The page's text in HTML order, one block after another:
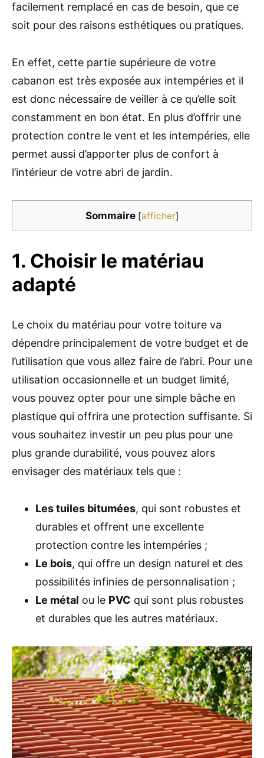
facilement remplacé en cas de besoin, que ce
soit pour des raisons esthétiques ou pratiques.
En effet, cette partie supérieure de votre
cabanon est très exposée aux intempéries et il
est donc nécessaire de veiller à ce qu’elle soit
constamment en bon état. En plus d’offrir une
protection contre le vent et les intempéries, elle
permet aussi d’apporter plus de confort à
l’intérieur de votre abri de jardin.
Sommaire [afficher]
1. Choisir le matériau
adapté
Le choix du matériau pour votre toiture va
dépendre principalement de votre budget et de
l’utilisation que vous allez faire de l’abri. Pour une
utilisation occasionnelle et un budget limité,
vous pouvez opter pour une simple bâche en
plastique qui offrira une protection suffisante. Si
vous souhaitez investir un peu plus pour une
plus grande durabilité, vous pouvez alors
envisager des matériaux tels que :
Les tuiles bitumées, qui sont robustes et
durables et offrent une excellente
protection contre les intempéries ;
Le bois, qui offre un design naturel et des
possibilités infinies de personnalisation ;
Le métal ou le PVC qui sont plus robustes
et durables que les autres matériaux.